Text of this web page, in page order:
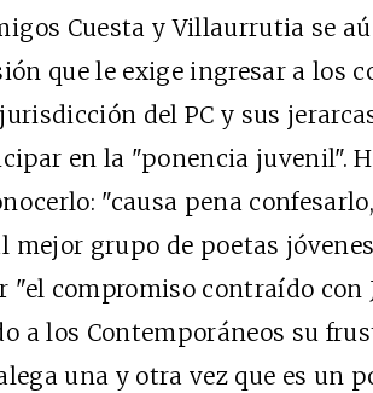
Cuesta y Villaurrutia se
que le exige ingresar a los
del PC y sus
en la "ponencia juvenil".
"causa pena
mejor grupo de poetas
compromiso contraído con
a los Contemporáneos su
una y otra vez que es un